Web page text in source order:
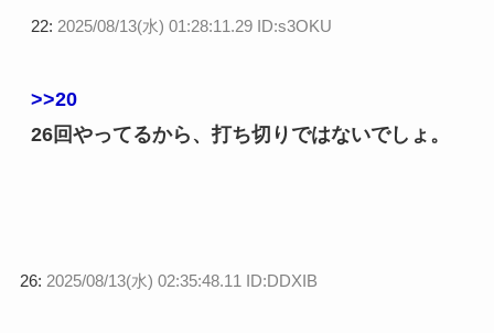
22: 2025/08/13(水) 01:28:11.29 ID:s3OKU
>>20
26回やってるから、打ち切りではないでしょ。
26: 2025/08/13(水) 02:35:48.11 ID:DDXIB